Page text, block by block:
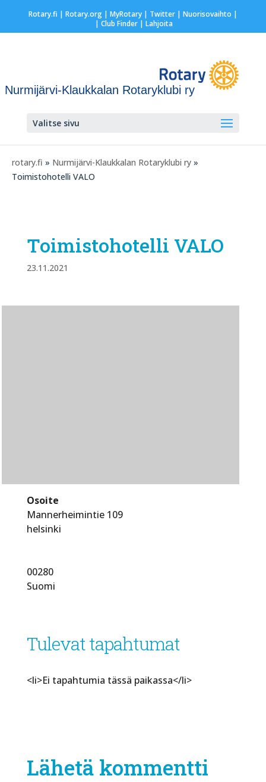
Rotary.fi | Rotary.org| MyRotary| Twitter| Nuorisovaihto |
| Club Finder| Lahjoita
Nurmijärvi-Klaukkalan Rotaryklubi ry
Valitse sivu
rotary.fi » Nurmijärvi-Klaukkalan Rotaryklubi ry »
Toimistohotelli VALO
Toimistohotelli VALO
23.11.2021
Osoite
Mannerheimintie 109
helsinki
00280
Suomi
Tulevat tapahtumat
<li>Ei tapahtumia tässä paikassa</li>
Lähetä kommentti